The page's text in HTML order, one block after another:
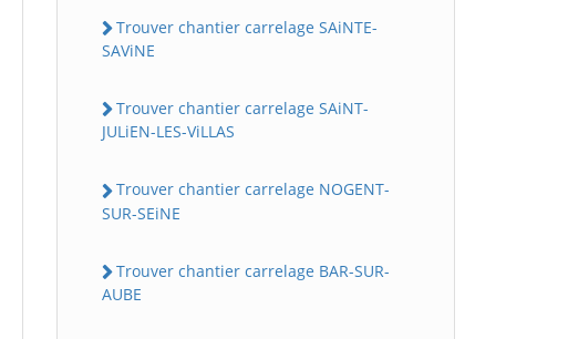
Trouver chantier carrelage SAiNTE-
SAViNE
Trouver chantier carrelage SAiNT-
JULiEN-LES-ViLLAS
Trouver chantier carrelage NOGENT-
SUR-SEiNE
Trouver chantier carrelage BAR-SUR-
AUBE